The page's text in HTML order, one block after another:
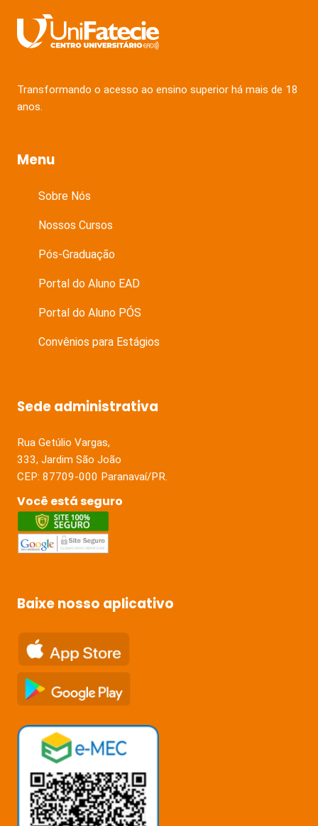
Transformando o acesso ao ensino superior há mais de 18
anos.
Menu
Sobre Nós
Nossos Cursos
Pós-Graduação
Portal do Aluno EAD
Portal do Aluno PÓS
Convênios para Estágios
Sede administrativa
Rua Getúlio Vargas,
333, Jardim São João
CEP: 87709-000 Paranavaí/PR.
Você está seguro
Baixe nosso aplicativo